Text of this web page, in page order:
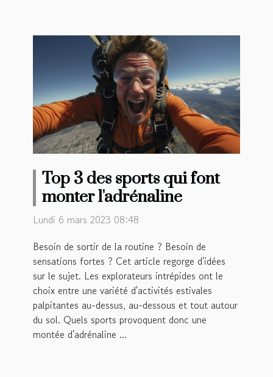
Top 3 des sports qui font
monter l'adrénaline
Lundi 6 mars 2023 08:48
Besoin de sortir de la routine ? Besoin de
sensations fortes ? Cet article regorge d'idées
sur le sujet. Les explorateurs intrépides ont le
choix entre une variété d'activités estivales
palpitantes au-dessus, au-dessous et tout autour
du sol. Quels sports provoquent donc une
montée d'adrénaline ...